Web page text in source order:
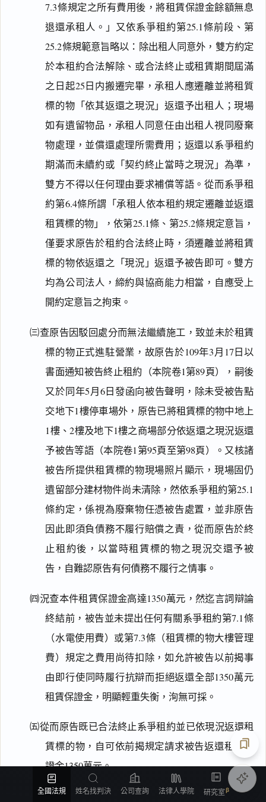
7.3條規定之所有費用後，將租賃保證金餘額無息
退還承租人。」又依系爭租約第25.1條前段、第
25.2條規範意旨略以：除出租人同意外，雙方約定
於本租約合法解除、或合法終止或租賃期間屆滿
之日起25日内搬遷完畢，承租人應遷離並將租質
標的物「依其返還之現況」返還予出租人；現場
如有遺留物品，承租人同意任由出租人視同廢棄
物處理，並償還處理所需費用；返還以系爭租約
期滿而未續約或「契约終止當時之現況」為準，
雙方不得以任何理由要求補償等語。從而系爭租
約第6.4條所謂「承租人依本租約規定遷離並返還
租賃標的物」，依第25.1條、第25.2條規定意旨，
僅要求原告於租約合法終止時，須遷離並將租賃
標的物依返還之「現況」返還予被告即可。雙方
均為公司法人，締約與協商能力相當，自應受上
開約定意旨之拘束。
㈢查原告因駁回處分而無法繼續施工，致並未於租賃
標的物正式進駐營業，故原告於109年3月17日以
書面通知被告終止租約（本院卷1第89頁），嗣後
又於同年5月6日發函向被告聲明，除未受被告點
交地下1樓停車場外，原告已將租賃標的物中地上
1樓、2樓及地下1樓之商場部分依返還之現況返還
予被告等語（本院卷1第95頁至第98頁）。又核諸
被告所提供租賃標的物現場照片顯示，現場固仍
遺留部分建材物件尚未清除，然依系爭租約第25.1
條約定，係視為廢棄物任憑被告處置，並非原告
因此即須負債務不履行賠償之責，從而原告於終
止租約後，以當時租賃標的物之現況交還予被
告，自難認原告有何債務不履行之情事。
㈣況查本件租賃保證金高達1350萬元，然迄言詞辯論
終結前，被告並未提出任何有關系爭租約第7.1條
（水電使用費）或第7.3條（租賃標的物大樓管理
費）規定之費用尚待扣除，如允許被告以前揭事
由即行使同時履行抗辯而拒絕返還全部1350萬元
租賃保證金，明顯輕重失衡，洵無可採。
㈤從而原告既已合法終止系爭租約並已依現況返還租
賃標的物，自可依前揭規定請求被告返還租賃保
證金1350萬元。
三、原告依系爭租約14.13條或民法第232條 之約定，請
搜尋本
主
實
及
由
一
鍵
全
文
匯出 PDF
精美列印
下載 Word
下載 .md
列印
含信
箋底
紋
（關
閉＝
純淨
白
底）
匯
全國法規 姓名找判決 公司查詢 法律人學院 研究室